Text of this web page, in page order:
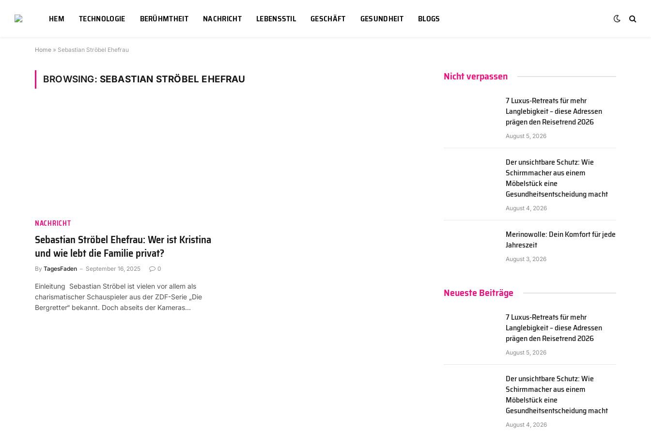
HEM TECHNOLOGIE BERÜHMTHEIT NACHRICHT LEBENSSTIL GESCHÄFT GESUNDHEIT BLOGS
Home » Sebastian Ströbel Ehefrau
BROWSING: SEBASTIAN STRÖBEL EHEFRAU
NACHRICHT
Sebastian Ströbel Ehefrau: Wer ist Kristina
und wie lebt die Familie privat?
By TagesFaden September 16, 2025 0
Einleitung Sebastian Ströbel ist vielen vor allem als
charismatischer Schauspieler aus der ZDF-Serie „Die
Bergretter“ bekannt. Doch abseits der Kameras…
Nicht verpassen
7 Luxus-Retreats für mehr
Langlebigkeit – diese Adressen
prägen den Reisetrend 2026
August 5, 2026
Der unsichtbare Schutz: Wie
Schirmmacher aus einem
Möbelstück eine
Gesundheitsentscheidung macht
August 4, 2026
Merinowolle: Dein Komfort für jede
Jahreszeit
August 3, 2026
Neueste Beiträge
7 Luxus-Retreats für mehr
Langlebigkeit – diese Adressen
prägen den Reisetrend 2026
August 5, 2026
Der unsichtbare Schutz: Wie
Schirmmacher aus einem
Möbelstück eine
Gesundheitsentscheidung macht
August 4, 2026